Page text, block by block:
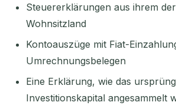
Steuererklärungen aus ihrem
Wohnsitzland
Kontoauszüge mit Fiat-
Umrechnungsbelegen
Eine Erklärung, wie das
Investitionskapital angesammelt